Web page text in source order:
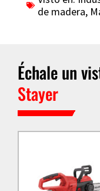
de madera,
Échale un
Stayer